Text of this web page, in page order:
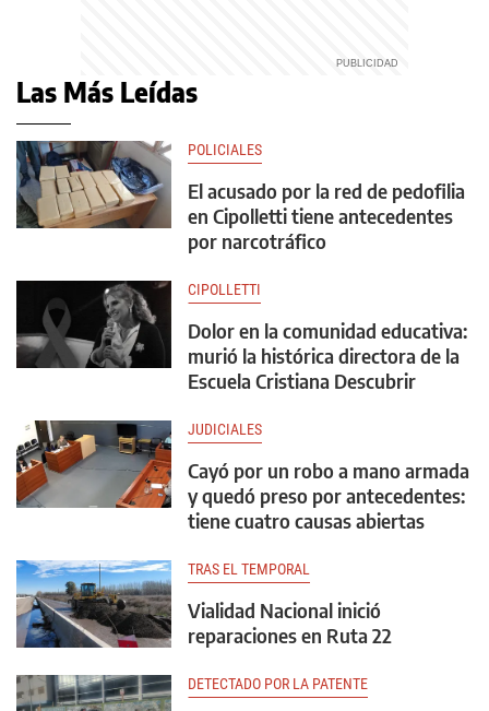
Las Más Leídas
POLICIALES
El acusado por la red de pedofilia
en Cipolletti tiene antecedentes
por narcotráfico
CIPOLLETTI
Dolor en la comunidad educativa:
murió la histórica directora de la
Escuela Cristiana Descubrir
JUDICIALES
Cayó por un robo a mano armada
y quedó preso por antecedentes:
tiene cuatro causas abiertas
TRAS EL TEMPORAL
Vialidad Nacional inició
reparaciones en Ruta 22
DETECTADO POR LA PATENTE